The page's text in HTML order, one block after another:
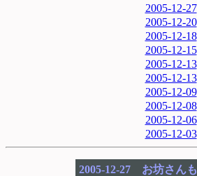
2005-12-27
2005-12-20
2005-12-18
2005-12-15
2005-12-13
2005-12-13
2005-12-09
2005-12-08
2005-12-06
2005-12-03
2005-12-27 お坊さん